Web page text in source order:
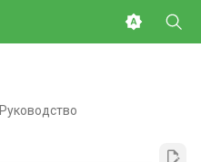
Руководство